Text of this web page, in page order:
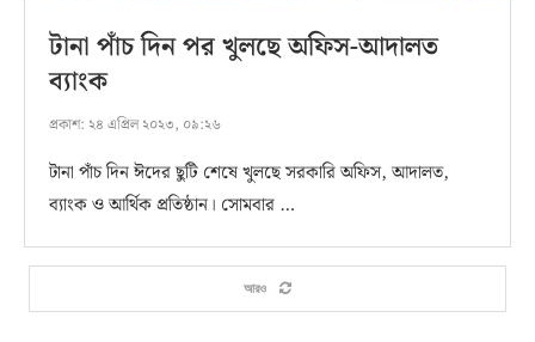
টানা পাঁচ দিন পর খুলছে অফিস-আদালত
ব্যাংক
প্রকাশ: ২৪ এপ্রিল ২০২৩, ০৯:২৬
টানা পাঁচ দিন ঈদের ছুটি শেষে খুলছে সরকারি অফিস, আদালত,
ব্যাংক ও আর্থিক প্রতিষ্ঠান। সোমবার …
আরও